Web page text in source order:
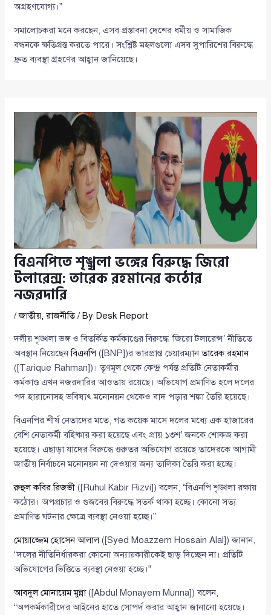
অগ্রহণযোগ্য।”
সমালোচকরা মনে করছেন, এসব প্রস্তাবনা দেশের ধর্মীয় ও সামাজিক
বন্ধনকে ক্ষতিগ্রস্ত করতে পারে। সংশ্লিষ্ট মহলগুলো এসব সুপারিশের বিরুদ্ধে
দ্রুত ব্যবস্থা গ্রহণের আহ্বান জানিয়েছে।
বিএনপিতে শৃঙ্খলা ভঙ্গের বিরুদ্ধে জিরো
টলারেন্স: তারেক রহমানের কঠোর
নজরদারি
/জাতীয়,রাজনীতি/ By Desk Report
দলীয় শৃঙ্খলা ভঙ্গ ও বিতর্কিত কর্মকাণ্ডের বিরুদ্ধে ‘জিরো টলারেন্স’ নীতিতে
অবস্থান নিয়েছেনবিএনপি ([BNP])র ভারপ্রাপ্ত চেয়ারম্যানতারেক রহমান
([Tarique Rahman])। তৃণমূল থেকে কেন্দ্র পর্যন্ত প্রতিটি নেতাকর্মীর
কর্মকাণ্ড এখন নজরদারির আওতায় রয়েছে। অভিযোগ প্রমাণিত হলে দলের
পদ হারানোসহ ভবিষ্যৎ মনোনয়ন থেকেও বাদ পড়ার শঙ্কা তৈরি হয়েছে।
বিএনপির শীর্ষ নেতাদের মতে, গত কয়েক মাসে দলের মধ্যে এক হাজারের
বেশি নেতাকর্মী বহিষ্কার করা হয়েছে এবং প্রায় ১৩শ’ জনকে শোকজ করা
হয়েছে। এছাড়া যাদের বিরুদ্ধে গুরুতর অভিযোগ রয়েছে তাদেরকে আগামী
জাতীয় নির্বাচনে মনোনয়ন না দেওয়ার জন্য তালিকা তৈরি করা হচ্ছে।
রুহুল কবির রিজভী ([Ruhul Kabir Rizvi]) বলেন, “বিএনপি শৃঙ্খলা রক্ষায়
কঠোর। অপপ্রচার ও গুজবের বিরুদ্ধে সতর্ক থাকা হচ্ছে। কোনো সত্য
প্রমাণিত ঘটনার ক্ষেত্রে ব্যবস্থা নেওয়া হচ্ছে।”
মোয়াজ্জেম হোসেন আলাল([Syed Moazzem Hossain Alal]) জানান,
“দলের নীতিনির্ধারকরা কোনো অন্যায়কারীকেই ছাড় দিচ্ছেন না। প্রতিটি
অভিযোগের ভিত্তিতে ব্যবস্থা নেওয়া হচ্ছে।”
আবদুল মোনায়েম মুন্না([Abdul Monayem Munna]) বলেন,
“অপকর্মকারীদের আইনের হাতে সোপর্দ করার আহ্বান জানানো হয়েছে।